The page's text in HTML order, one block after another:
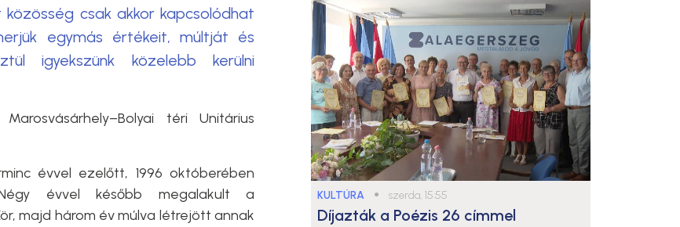
csak akkor kapcsolódhat
egymás értékeit, múltját és
igyekszünk közelebb kerülni
téri Unitárius
évvel ezelőtt, 1996 októberében
évvel később megalakult a
majd három év múlva létrejött annak
KULTÚRA ● szerda, 15:55
Díjazták a Poézis 26 címmel